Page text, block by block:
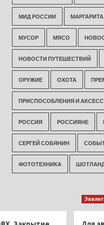
МИД РОССИИ
МУСОР МЯСО
НОВОСТИ ПУТЕШЕСТВИЙ
ОРУЖИЕ ОХОТА
ПРИСПОСОБЛЕНИЯ И
РОССИЯ РОССИЯНЕ
СЕРГЕЙ СОБЯНИН
ФОТОТЕХНИКА